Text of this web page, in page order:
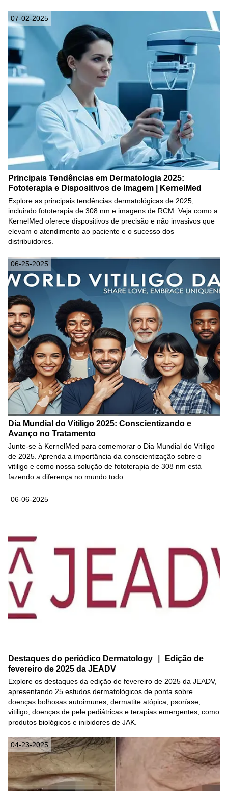
07-02-2025
Principais Tendências em Dermatologia 2025:
Fototerapia e Dispositivos de Imagem | KernelMed
Explore as principais tendências dermatológicas de 2025,
incluindo fototerapia de 308 nm e imagens de RCM. Veja como a
KernelMed oferece dispositivos de precisão e não invasivos que
elevam o atendimento ao paciente e o sucesso dos
distribuidores.
06-25-2025
Dia Mundial do Vitiligo 2025: Conscientizando e
Avanço no Tratamento
Junte-se à KernelMed para comemorar o Dia Mundial do Vitiligo
de 2025. Aprenda a importância da conscientização sobre o
vitiligo e como nossa solução de fototerapia de 308 nm está
fazendo a diferença no mundo todo.
06-06-2025
Destaques do periódico Dermatology ｜ Edição de
fevereiro de 2025 da JEADV
Explore os destaques da edição de fevereiro de 2025 da JEADV,
apresentando 25 estudos dermatológicos de ponta sobre
doenças bolhosas autoimunes, dermatite atópica, psoríase,
vitiligo, doenças de pele pediátricas e terapias emergentes, como
produtos biológicos e inibidores de JAK.
04-23-2025